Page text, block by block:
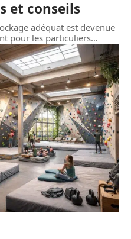
et conseils
adéquat est devenue
pour les particuliers…